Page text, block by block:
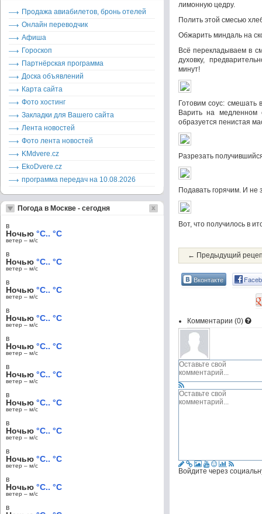
лимонную цедру.
Полить этой смесью
Обжарить миндаль на
Всё перекладываем в
духовку,
минут!
Готовим соус: смешать
Варить на
образуется пенистая
Разрезать
Подавать горячим. И не
Вот, что получилось в
← Предыдущий
Вконтакте
Комментарии (0)
Войдите через
Продажа авиабилетов, бронь отелей
Онлайн переводчик
Афиша
Гороскоп
Партнёрская программа
Доска объявлений
Карта сайта
Фото хостинг
Закладки для Вашего сайта
Лента новостей
Фото лента новостей
KMdvere.cz
EkoDvere.cz
программа передач на 10.08.2026
Погода в Москве - сегодня
в
Ночью °C.. °C
ветер – м/c
в
Ночью °C.. °C
ветер – м/c
в
Ночью °C.. °C
ветер – м/c
в
Ночью °C.. °C
ветер – м/c
в
Ночью °C.. °C
ветер – м/c
в
Ночью °C.. °C
ветер – м/c
в
Ночью °C.. °C
ветер – м/c
в
Ночью °C.. °C
ветер – м/c
в
Ночью °C.. °C
ветер – м/c
в
Ночью °C.. °C
ветер – м/c
в